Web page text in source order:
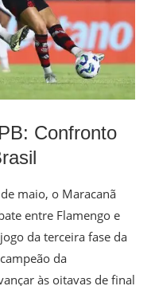
Confronto
maio, o Maracanã
entre Flamengo e
da terceira fase da
da
às oitavas de final